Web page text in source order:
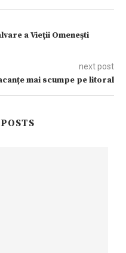
a Vieţii Omeneşti
next post
mai scumpe pe litoral